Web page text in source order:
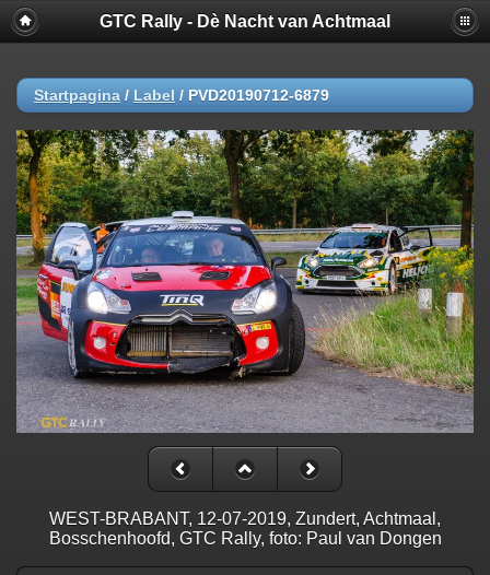
GTC Rally - Dè Nacht van Achtmaal
Startpagina / Label / PVD20190712-6879
WEST-BRABANT, 12-07-2019, Zundert, Achtmaal,
Bosschenhoofd, GTC Rally, foto: Paul van Dongen